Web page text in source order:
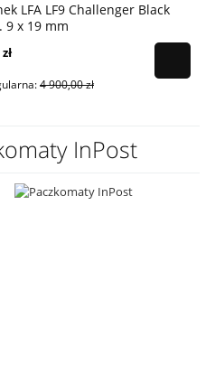
LFA LF9 Challenger Black
9 x 19 mm
4 900,00 zł
InPost